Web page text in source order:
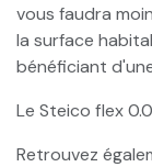
vous faudra
la surface
bénéficiant
Le Steico flex
Retrouvez